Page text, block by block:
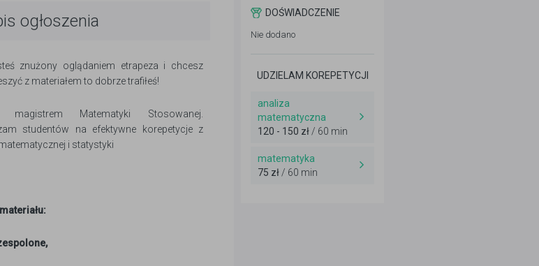
ogłoszenia
znużony oglądaniem etrapeza i chcesz
z materiałem to dobrze trafiłeś!
magistrem Matematyki Stosowanej.
studentów na efektywne korepetycje z
i statystyki
DOŚWIADCZENIE
Nie dodano
UDZIELAM KOREPETYCJI
analiza
matematyczna
120 - 150 zł / 60 min
matematyka
75 zł / 60 min